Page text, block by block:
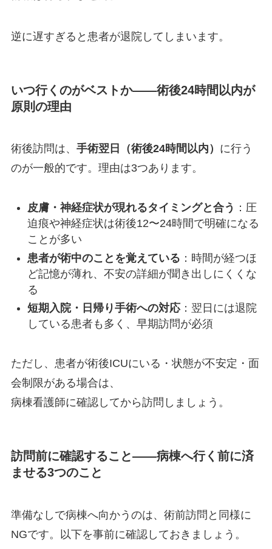
逆に遅すぎると患者が退院してしまいます。
いつ行くのがベストか——術後24時間以内が
原則の理由
術後訪問は、 手術翌日（術後24時間以内） に行う
のが一般的です。理由は3つあります。
皮膚・神経症状が現れるタイミングと合う ：圧
迫痕や神経症状は術後12〜24時間で明確になる
ことが多い
患者が術中のことを覚えている ：時間が経つほ
ど記憶が薄れ、不安の詳細が聞き出しにくくな
る
短期入院・日帰り手術への対応：翌日には退院
している患者も多く、早期訪問が必須
ただし、患者が術後ICUにいる・状態が不安定・面
会制限がある場合は、
病棟看護師に確認してから訪問しましょう。
訪問前に確認すること——病棟へ行く前に済
ませる3つのこと
準備なしで病棟へ向かうのは、術前訪問と同様に
NGです。以下を事前に確認しておきましょう。